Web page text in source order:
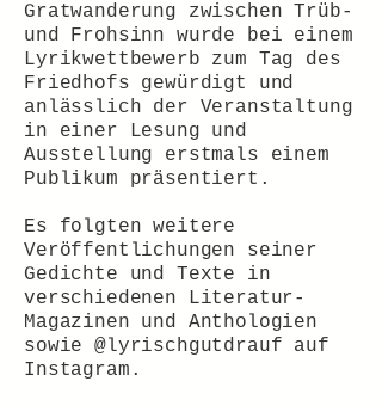
Gratwanderung zwischen Trüb-
und Frohsinn wurde bei einem
Lyrikwettbewerb zum Tag des
Friedhofs gewürdigt und
anlässlich der Veranstaltung
in einer Lesung und
Ausstellung erstmals einem
Publikum präsentiert.
Es folgten weitere
Veröffentlichungen seiner
Gedichte und Texte in
verschiedenen Literatur-
Magazinen und Anthologien
sowie @lyrischgutdrauf auf
Instagram.